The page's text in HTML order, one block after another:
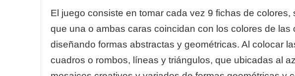
El juego consiste en tomar cada vez 9 fichas de
que una o ambas caras coincidan con los colores de las
diseñando formas abstractas y geométricas. Al colocar
cuadros o rombos, líneas y triángulos, que ubicadas al